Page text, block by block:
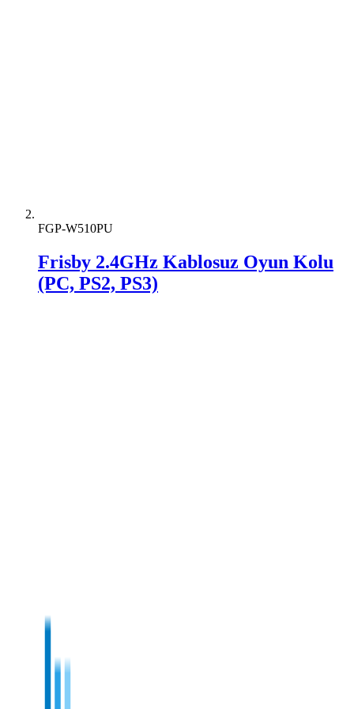
FGP-W510PU
Frisby 2.4GHz Kablosuz Oyun Kolu
(PC, PS2, PS3)